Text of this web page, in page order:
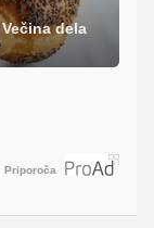
dela
Priporoča